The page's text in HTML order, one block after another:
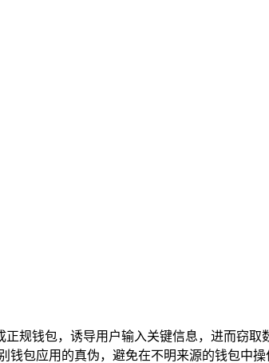
规钱包，诱导用户输入关键信息，进而窃
钱包应用的真伪，避免在不明来源的钱包中